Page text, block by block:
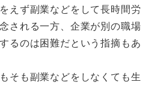
えず副業などをして長時間労
される一方、企業が別の職場
るのは困難だという指摘もあ
そも副業などをしなくても生